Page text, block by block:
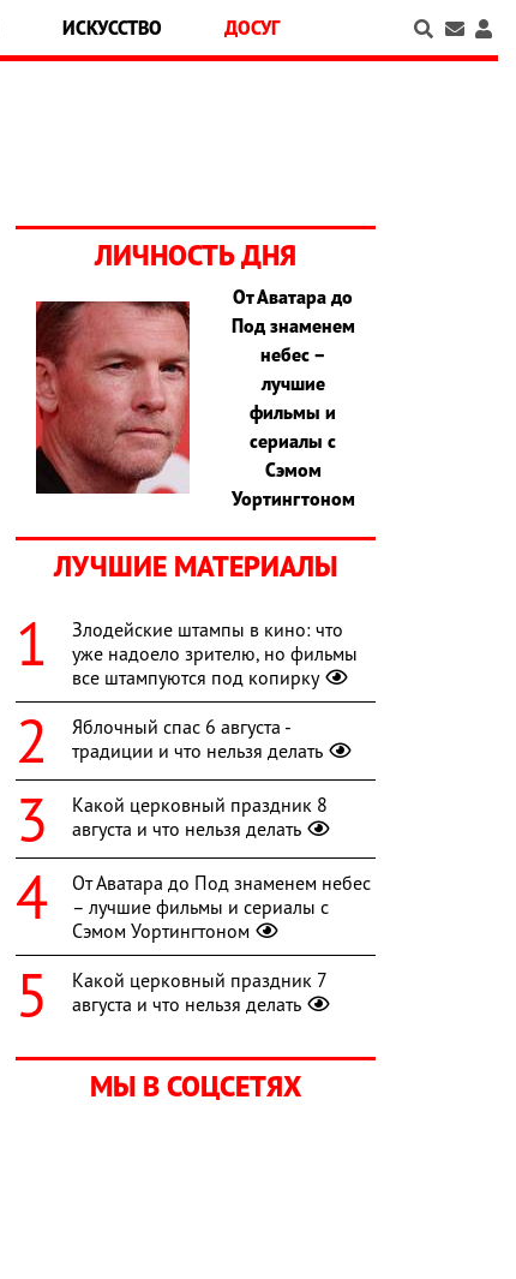
ИСКУССТВО ДОСУГ
ЛИЧНОСТЬ ДНЯ
От Аватара до
Под знаменем
небес –
лучшие
фильмы и
сериалы с
Сэмом
Уортингтоном
ЛУЧШИЕ МАТЕРИАЛЫ
Злодейские штампы в кино: что
уже надоело зрителю, но фильмы
все штампуются под копирку
Яблочный спас 6 августа -
традиции и что нельзя делать
Какой церковный праздник 8
августа и что нельзя делать
От Аватара до Под знаменем небес
– лучшие фильмы и сериалы с
Сэмом Уортингтоном
Какой церковный праздник 7
августа и что нельзя делать
МЫ В СОЦСЕТЯХ